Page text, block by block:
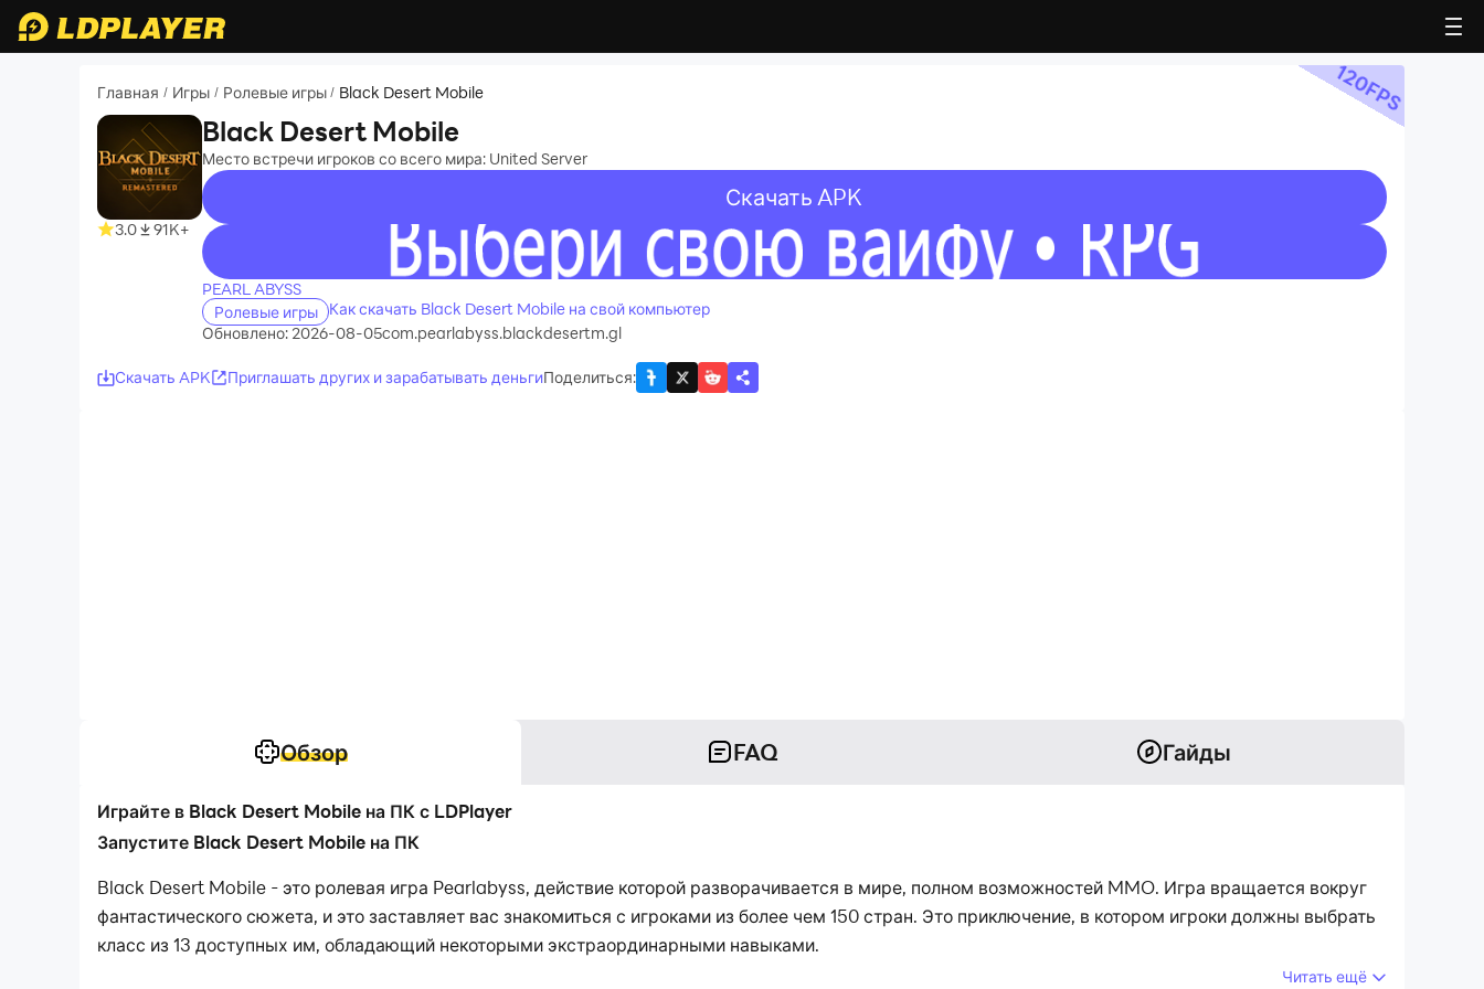
Главная / Игры / Ролевые игры / Black Desert Mobile
3.0 91K+
Black Desert Mobile
Место встречи игроков со всего мира: United Server
recommend
Скачать APK
recommend
PEARL ABYSS
Ролевые игры
Как скачать Black Desert Mobile на свой компьютер
Обновлено: 2026-08-05com.pearlabyss.blackdesertm.gl
Скачать APK Приглашать других и зарабатывать деньгиПоделиться:
120FPS
Обзор FAQ Гайды
Играйте в Black Desert Mobile на ПК с LDPlayer
Запустите Black Desert Mobile на ПК
Black Desert Mobile - это ролевая игра Pearlabyss, действие которой разворачивается в мире, полном возможностей MMO. Игра вращается вокруг
фантастического сюжета, и это заставляет вас знакомиться с игроками из более чем 150 стран. Это приключение, в котором игроки должны выбрать
класс из 13 доступных им, обладающий некоторыми экстраординарными навыками.
Читать ещё